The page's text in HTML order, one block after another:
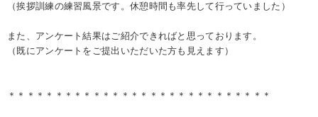
（挨拶訓練の練習風景です。休憩時間も率先して行っていました）
また、アンケート結果はご紹介できればと思っております。
（既にアンケートをご提出いただいた方も見えます）
＊＊＊＊＊＊＊＊＊＊＊＊＊＊＊＊＊＊＊＊＊＊＊＊＊＊＊＊